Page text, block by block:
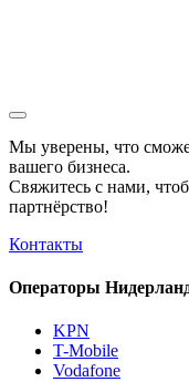
Мы уверены, что
вашего бизнеса.
Свяжитесь с нами,
партнёрство!
Контакты
Операторы
KPN
T-Mobile
Vodafone